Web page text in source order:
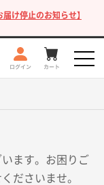
け停止のお知らせ】
ます。お困りご
ださいませ。